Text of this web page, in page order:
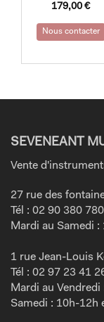
179,00€
Nous contacter
SEVENEANT
Vente
27 rue des
Tél : 02 90 380 780
Mardi au Samedi
1 rue Jean-Louis
Tél : 02 97 23 41
Mardi au
Samedi : 10h-12h